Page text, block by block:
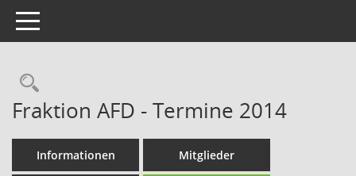
Toggle navigation
Rechercheauswahl
Fraktion AFD - Termine 2014
Informationen Mitglieder